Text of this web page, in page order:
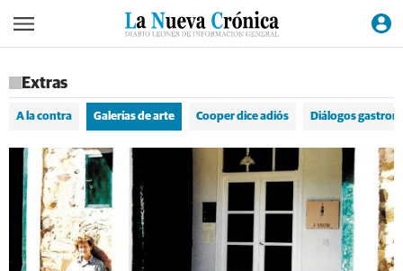
Extras
A la contra Galerías de arte Cooper dice adiós Diálogos